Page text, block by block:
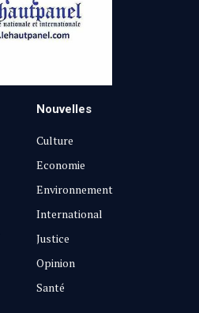
Nouvelles
Culture
Economie
Environnement
International
Justice
Opinion
Santé